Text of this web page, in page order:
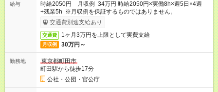
給与
時給2050円 月収例 34万円 時給2050円×実働8h×週5日×4週
+残業5h ※月収例を保証するものではありません。
交通費別途支給あり
交通費 1ヶ月3万円を上限として実費支給
月収例 30万円～
勤務地
東京都町田市
町田駅から徒歩17分
公社・公団・官公庁